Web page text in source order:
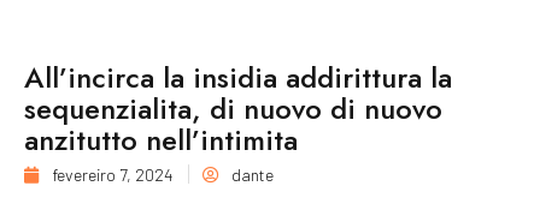
All’incirca la insidia addirittura la
sequenzialita, di nuovo di nuovo
anzitutto nell’intimita
fevereiro 7, 2024 dante